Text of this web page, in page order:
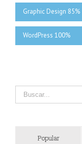
Graphic Design 85%
WordPress 100%
Popular